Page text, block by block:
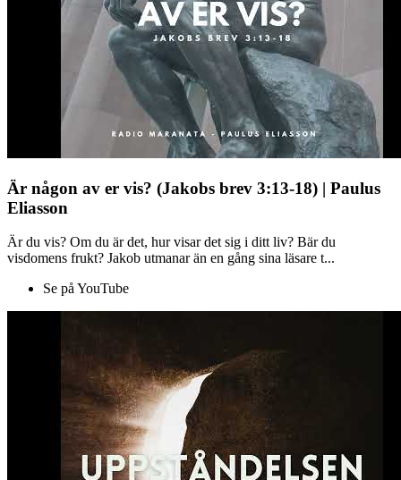
Är någon av er vis? (Jakobs brev 3:13-18) | Paulus
Eliasson
Är du vis? Om du är det, hur visar det sig i ditt liv? Bär du
visdomens frukt? Jakob utmanar än en gång sina läsare t...
Se på YouTube